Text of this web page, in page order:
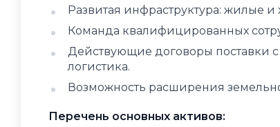
Развитая инфраструктура: жилые
Команда квалифицированных
Действующие договоры поставки
логистика.
Возможность расширения
Перечень основных активов: